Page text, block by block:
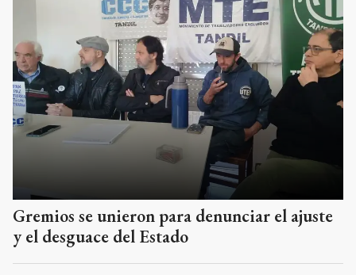
Gremios se unieron para denunciar el ajuste
y el desguace del Estado